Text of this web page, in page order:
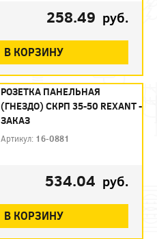
258.49 руб.
В КОРЗИНУ
РОЗЕТКА ПАНЕЛЬНАЯ
(ГНЕЗДО) СКРП 35-50 REXANT -
ЗАКАЗ
Артикул: 16-0881
534.04 руб.
В КОРЗИНУ